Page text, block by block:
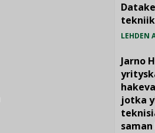
LEHDEN
Jarno
jotka